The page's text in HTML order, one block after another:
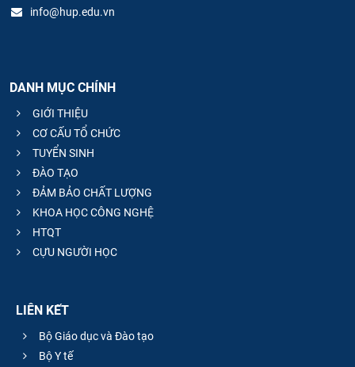
info@hup.edu.vn
DANH MỤC CHÍNH
GIỚI THIỆU
CƠ CẤU TỔ CHỨC
TUYỂN SINH
ĐÀO TẠO
ĐẢM BẢO CHẤT LƯỢNG
KHOA HỌC CÔNG NGHỆ
HTQT
CỰU NGƯỜI HỌC
LIÊN KẾT
Bộ Giáo dục và Đào tạo
Bộ Y tế